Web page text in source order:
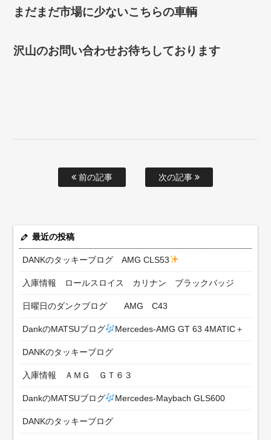
まだまだ市場に少ないこちらの車輌
沢山のお問い合わせお待ちしております
前の記事 次の記事
最近の投稿
DANKのタッキーブログ AMG CLS53
入庫情報 ロールスロイス カリナン ブラックバッジ
日曜日のダンクブログ AMG C43
DankのMATSUブログ Mercedes-AMG GT 63 4MATIC＋
DANKのタッキーブログ
入庫情報 ＡＭＧ ＧＴ６３
DankのMATSUブログ Mercedes-Maybach GLS600
DANKのタッキーブログ